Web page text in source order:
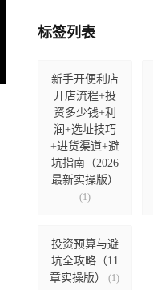
标签列表
新手开便利店
开店流程+投
资多少钱+利
润+选址技巧
+进货渠道+避
坑指南（2026
最新实操版）
(1)
投资预算与避
坑全攻略（11
章实操版）
(1)